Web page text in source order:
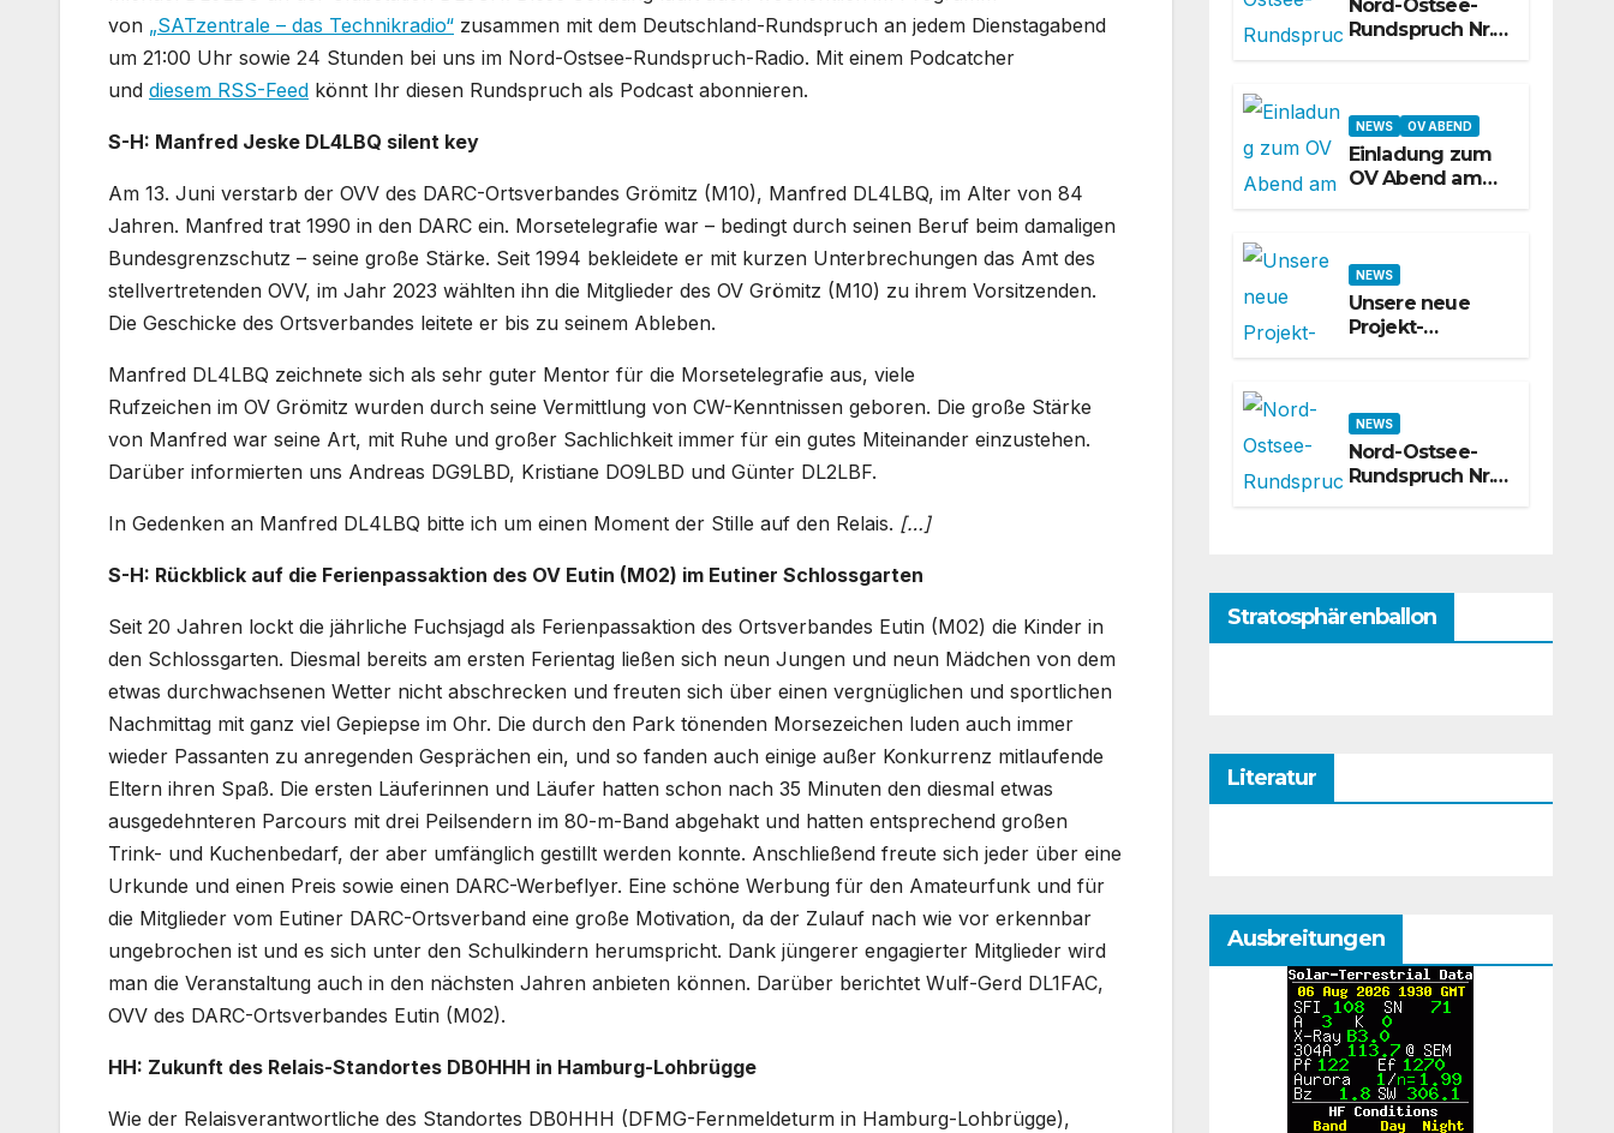
von „SATzentrale – das Technikradio“ zusammen mit dem Deutschland-Rundspruch an jedem Dienstagabend
um 21:00 Uhr sowie 24 Stunden bei uns im Nord-Ostsee-Rundspruch-Radio. Mit einem Podcatcher
und diesem RSS-Feed könnt Ihr diesen Rundspruch als Podcast abonnieren.
S-H: Manfred Jeske DL4LBQ silent key
Am 13. Juni verstarb der OVV des DARC-Ortsverbandes Grömitz (M10), Manfred DL4LBQ, im Alter von 84
Jahren. Manfred trat 1990 in den DARC ein. Morsetelegrafie war – bedingt durch seinen Beruf beim damaligen
Bundesgrenzschutz – seine große Stärke. Seit 1994 bekleidete er mit kurzen Unterbrechungen das Amt des
stellvertretenden OVV, im Jahr 2023 wählten ihn die Mitglieder des OV Grömitz (M10) zu ihrem Vorsitzenden.
Die Geschicke des Ortsverbandes leitete er bis zu seinem Ableben.
Manfred DL4LBQ zeichnete sich als sehr guter Mentor für die Morsetelegrafie aus, viele
Rufzeichen im OV Grömitz wurden durch seine Vermittlung von CW-Kenntnissen geboren. Die große Stärke
von Manfred war seine Art, mit Ruhe und großer Sachlichkeit immer für ein gutes Miteinander einzustehen.
Darüber informierten uns Andreas DG9LBD, Kristiane DO9LBD und Günter DL2LBF.
In Gedenken an Manfred DL4LBQ bitte ich um einen Moment der Stille auf den Relais. […]
S-H: Rückblick auf die Ferienpassaktion des OV Eutin (M02) im Eutiner Schlossgarten
Seit 20 Jahren lockt die jährliche Fuchsjagd als Ferienpassaktion des Ortsverbandes Eutin (M02) die Kinder in
den Schlossgarten. Diesmal bereits am ersten Ferientag ließen sich neun Jungen und neun Mädchen von dem
etwas durchwachsenen Wetter nicht abschrecken und freuten sich über einen vergnüglichen und sportlichen
Nachmittag mit ganz viel Gepiepse im Ohr. Die durch den Park tönenden Morsezeichen luden auch immer
wieder Passanten zu anregenden Gesprächen ein, und so fanden auch einige außer Konkurrenz mitlaufende
Eltern ihren Spaß. Die ersten Läuferinnen und Läufer hatten schon nach 35 Minuten den diesmal etwas
ausgedehnteren Parcours mit drei Peilsendern im 80-m-Band abgehakt und hatten entsprechend großen
Trink- und Kuchenbedarf, der aber umfänglich gestillt werden konnte. Anschließend freute sich jeder über eine
Urkunde und einen Preis sowie einen DARC-Werbeflyer. Eine schöne Werbung für den Amateurfunk und für
die Mitglieder vom Eutiner DARC-Ortsverband eine große Motivation, da der Zulauf nach wie vor erkennbar
ungebrochen ist und es sich unter den Schulkindern herumspricht. Dank jüngerer engagierter Mitglieder wird
man die Veranstaltung auch in den nächsten Jahren anbieten können. Darüber berichtet Wulf-Gerd DL1FAC,
OVV des DARC-Ortsverbandes Eutin (M02).
HH: Zukunft des Relais-Standortes DB0HHH in Hamburg-Lohbrügge
Wie der Relaisverantwortliche des Standortes DB0HHH (DFMG-Fernmeldeturm in Hamburg-Lohbrügge),
Nord-Ostsee-
Rundspruch Nr.
NEWS OV ABEND
Einladung zum
OV Abend am
NEWS
Unsere neue
Projekt-
NEWS
Nord-Ostsee-
Rundspruch Nr.
Stratosphärenballon
Literatur
Ausbreitungen